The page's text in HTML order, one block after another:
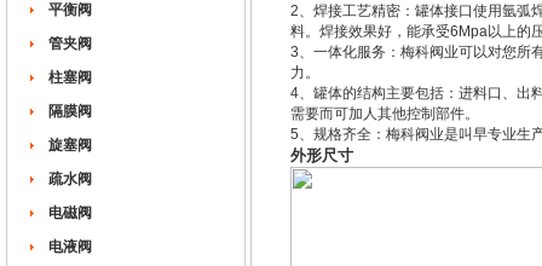
平衡阀
管夹阀
柱塞阀
隔膜阀
旋塞阀
疏水阀
电磁阀
电液阀
2、焊接工艺精密：罐体接口使用氩弧
料。焊接效果好，能承受6Mpa以上的
3、一体化服务：梅科阀业可以对您所
力。
4、罐体的结构主要包括：进料口、出
需要而可加人其他控制部件。
5、规格齐全：梅科阀业是叫早专业生
外形尺寸